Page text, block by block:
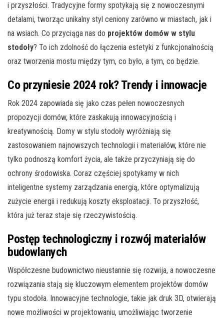
i przyszłości. Tradycyjne formy spotykają się z nowoczesnymi
detalami, tworząc unikalny styl ceniony zarówno w miastach, jak i
na wsiach. Co przyciąga nas do projektów domów w stylu
stodoły? To ich zdolność do łączenia estetyki z funkcjonalnością
oraz tworzenia mostu między tym, co było, a tym, co będzie.
Co przyniesie 2024 rok? Trendy i innowacje
Rok 2024 zapowiada się jako czas pełen nowoczesnych
propozycji domów, które zaskakują innowacyjnością i
kreatywnością. Domy w stylu stodoły wyróżniają się
zastosowaniem najnowszych technologii i materiałów, które nie
tylko podnoszą komfort życia, ale także przyczyniają się do
ochrony środowiska. Coraz częściej spotykamy w nich
inteligentne systemy zarządzania energią, które optymalizują
zużycie energii i redukują koszty eksploatacji. To przyszłość,
która już teraz staje się rzeczywistością.
Postęp technologiczny i rozwój materiałów
budowlanych
Współczesne budownictwo nieustannie się rozwija, a nowoczesne
rozwiązania stają się kluczowym elementem projektów domów
typu stodoła. Innowacyjne technologie, takie jak druk 3D, otwierają
nowe możliwości w projektowaniu, umożliwiając tworzenie